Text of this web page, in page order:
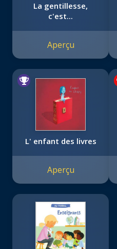
La gentillesse,
c'est...
Aperçu
L' enfant des livres
Aperçu